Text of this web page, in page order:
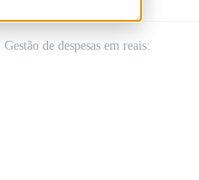
Gestão de despesas em reais: